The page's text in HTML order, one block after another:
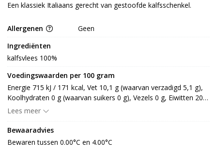
Een klassiek Italiaans gerecht van gestoofde kalfsschenkel.
Allergenen
Geen
Ingrediënten
kalfsvlees 100%
Voedingswaarden per 100 gram
Energie 715 kJ / 171 kcal, Vet 10,1 g (waarvan verzadigd 5,1 g),
Koolhydraten 0 g (waarvan suikers 0 g), Vezels 0 g, Eiwitten 20
g, Zout 0,2 g.
Lees meer
Bewaaradvies
Bewaren tussen 0.00°C en 4.00°C